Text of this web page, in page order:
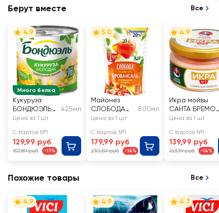
Берут вместе Все
Много белка
4.9
Кукуруза
БОНДЮЭЛЬ
молодая
425мл
Цена за 1 шт
С Картой №1
129,99 руб
157,89 руб -17%
5.0
Майонез
СЛОБОДА
Провансаль
800мл
Цена за 1 шт
С Картой №1
179,99 руб
210,59 руб -14%
4.9
Икра мойвы
САНТА
Икра №1,
с копченым
лососем
Цена за 1 шт
С Картой №1
139,99 руб
163,19 руб -14%
Похожие товары Все
4.9 4.9 4.7